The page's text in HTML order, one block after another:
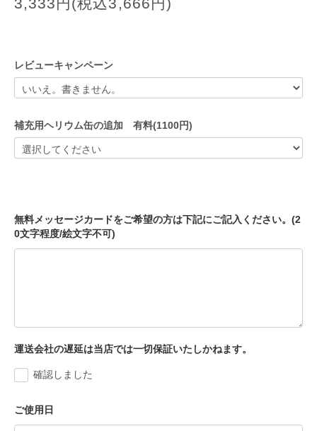
レビューキャンペーン
補充用ヘリウム缶の追加 有料(1100円)
無料メッセージカードをご希望の方は下記にご記入ください。(2
0文字程度/絵文字不可)
運送会社の遅延は当店では一切保証いたしかねます。
確認しました
ご使用日